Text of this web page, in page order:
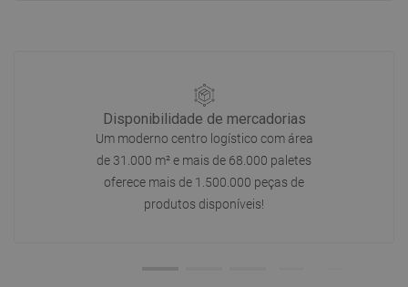
Disponibilidade de mercadorias
Um moderno centro logístico com área
de 31.000 m² e mais de 68.000 paletes
oferece mais de 1.500.000 peças de
produtos disponíveis!